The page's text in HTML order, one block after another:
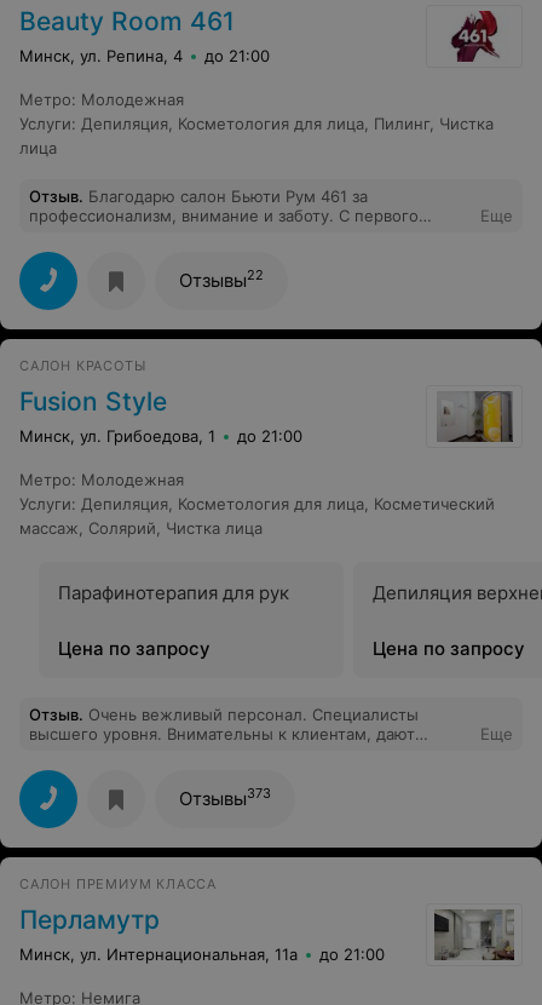
Beauty Room 461
Минск, ул. Репина, 4 до 21:00
Метро: Молодежная
Услуги: Депиляция Косметология для лица Пилинг, Чистка
лица
Отзыв. Благодарю салон Бьюти Рум 461 за
профессионализм, внимание и заботу. С первого
дружелюбная и комфортная обстановка в салоне,
большой спектр оказываемых услуг. Я пользуюсь
такими услугами как маникюр/педикюр (не могу не
отметить огромную цветовую гамму гель-лаков) а
также массаж лица и различные уходы для лица,
остаюсь довольна результатом и всегда рекомендую
друзьям и коллегам. Можно приобрести сертификаты
на любую сумму и любые желаемые услуги! Отдельно
хочу отметить неповторимую уютную атмосферу в
салоне. Администратор всегда предлагает кофе с
Еще
Отзывы22
САЛОН КРАСОТЫ
Fusion Style
Минск, ул. Грибоедова, 1 до 21:00
Метро: Молодежная
Услуги: Депиляция Косметология для лица Косметический
массаж
Солярий Чистка лица
Парафинотерапия для рук
Цена по запросу
Депиляция
Цена по запросу
Отзыв. Очень вежливый персонал. Специалисты
высшего уровня. Внимательны к клиентам, дают
система скидок. Инфраструктура салона удобна.
Рекомендую для посещения!
Еще
Отзывы373
САЛОН ПРЕМИУМ КЛАССА
Перламутр
Минск, ул. Интернациональная, 11а до 21:00
Метро: Немига